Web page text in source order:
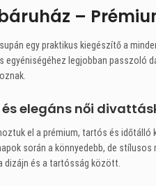
–
egy praktikus kiegészítő a
egyéniségéhez legjobban passzoló
elegáns női
el a prémium, tartós és
során a könnyedebb, de
és a tartósság között.